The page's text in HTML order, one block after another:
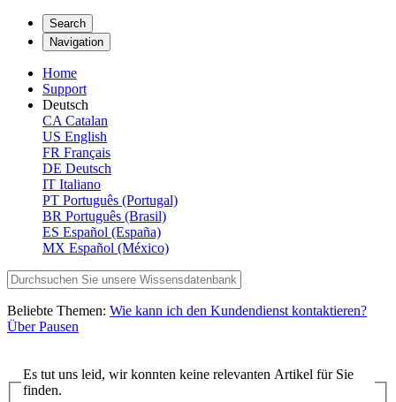
Search
Navigation
Home
Support
Deutsch
CA Catalan
US English
FR Français
DE Deutsch
IT Italiano
PT Português (Portugal)
BR Português (Brasil)
ES Español (España)
MX Español (México)
Beliebte Themen: Wie kann ich den Kundendienst kontaktieren?
Über Pausen
Es tut uns leid, wir konnten keine relevanten Artikel für Sie
finden.